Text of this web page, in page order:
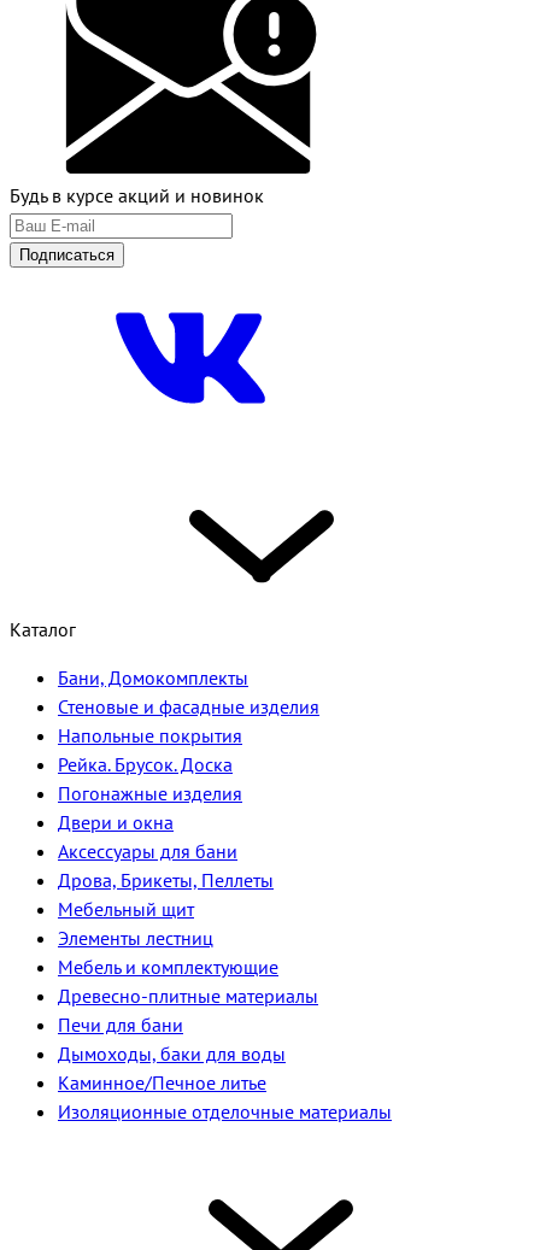
Будь в курсе акций и новинок
Подписаться
Каталог
Бани, Домокомплекты
Стеновые и фасадные изделия
Напольные покрытия
Рейка. Брусок. Доска
Погонажные изделия
Двери и окна
Аксессуары для бани
Дрова, Брикеты, Пеллеты
Мебельный щит
Элементы лестниц
Мебель и комплектующие
Древесно-плитные материалы
Печи для бани
Дымоходы, баки для воды
Каминное/Печное литье
Изоляционные отделочные материалы